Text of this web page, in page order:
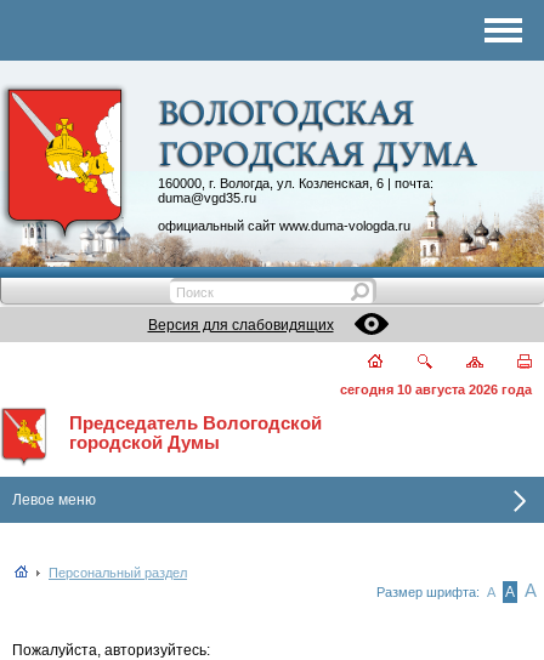
160000, г. Вологда, ул. Козленская, 6 | почта:
duma@vgd35.ru
официальный сайт www.duma-vologda.ru
Контакты
Депутатские объединения
Версия для слабовидящих
сегодня 10 августа 2026 года
Председатель Вологодской
городской Думы
Левое меню
Персональный раздел
Размер шрифта: А А А
Пожалуйста, авторизуйтесь: